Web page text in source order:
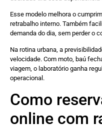
Esse modelo melhora o
retrabalho interno. Também
demanda do dia, sem perder o
Na rotina urbana, a
velocidade. Com moto, baú
viagem, o laboratório ganha
operacional.
Como
online com